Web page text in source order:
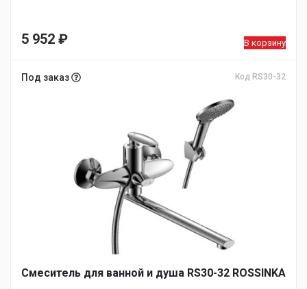
5 952 ₽ В корзину
Под заказ Код RS30-32
Смеситель для ванной и душа RS30-32 ROSSINKA